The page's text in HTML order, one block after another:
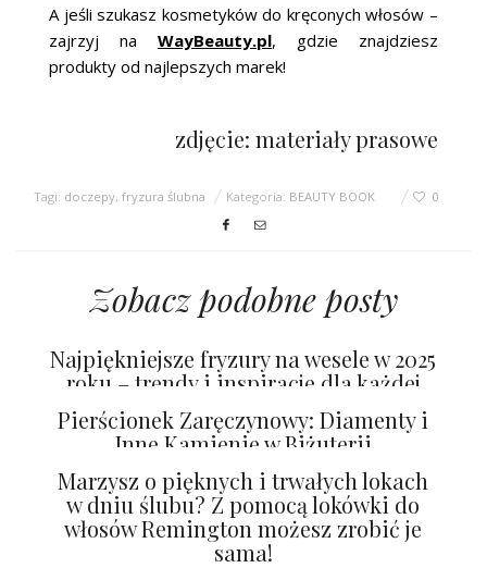
A jeśli szukasz kosmetyków do kręconych włosów –
zajrzyj na WayBeauty.pl, gdzie znajdziesz
produkty od najlepszych marek!
zdjęcie: materiały prasowe
Tagi: doczepy,fryzura ślubna Kategoria: BEAUTY BOOK 0
Zobacz podobne posty
Najpiękniejsze fryzury na wesele w 2025
roku – trendy i inspiracje dla każdej
panny młodej
Pierścionek Zaręczynowy: Diamenty i
Inne Kamienie w Biżuterii
Zaręczynowej
Marzysz o pięknych i trwałych lokach
w dniu ślubu? Z pomocą lokówki do
włosów Remington możesz zrobić je
sama!